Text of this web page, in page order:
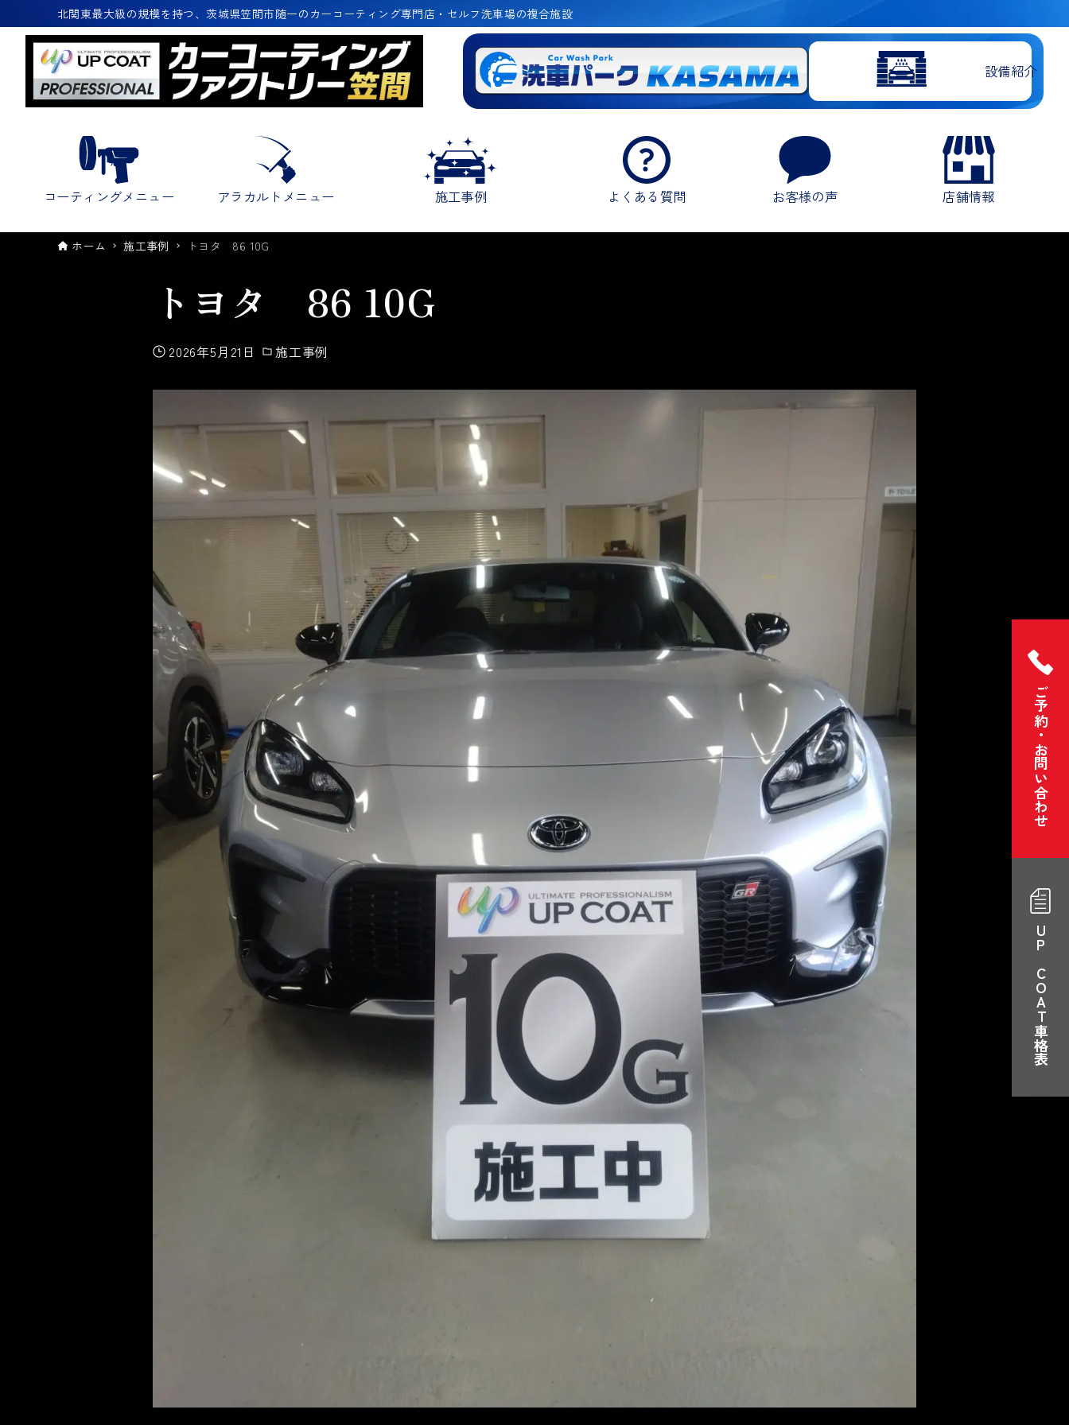
北関東最大級の規模を持つ、茨城県笠間市随一のカーコーティング専門店・セルフ洗車場の複合施設
設備紹介
コーティングメニュー アラカルトメニュー 施工事例 よくある質問 お客様の声 店舗情報
ホーム 施工事例 トヨタ 86 10G
トヨタ 86 10G
2026年5月21日 施工事例
ご予約・お問い合わせ
UP COAT車格表